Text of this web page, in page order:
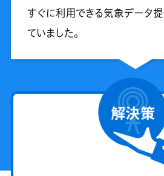
すぐに利用できる気象データ
ていました。